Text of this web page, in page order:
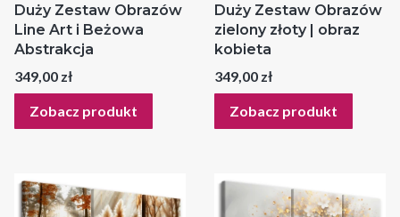
Duży Zestaw Obrazów
Line Art i Beżowa
Abstrakcja
Cena
349,00 zł
Zobacz produkt
Duży Zestaw Obrazów
zielony złoty | obraz
kobieta
Cena
349,00 zł
Zobacz produkt